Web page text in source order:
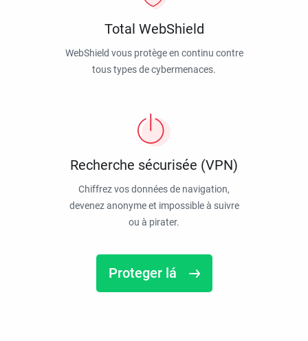
Total WebShield
WebShield vous protège en continu contre
tous types de cybermenaces.
Recherche sécurisée (VPN)
Chiffrez vos données de navigation,
devenez anonyme et impossible à suivre
ou à pirater.
Proteger lá